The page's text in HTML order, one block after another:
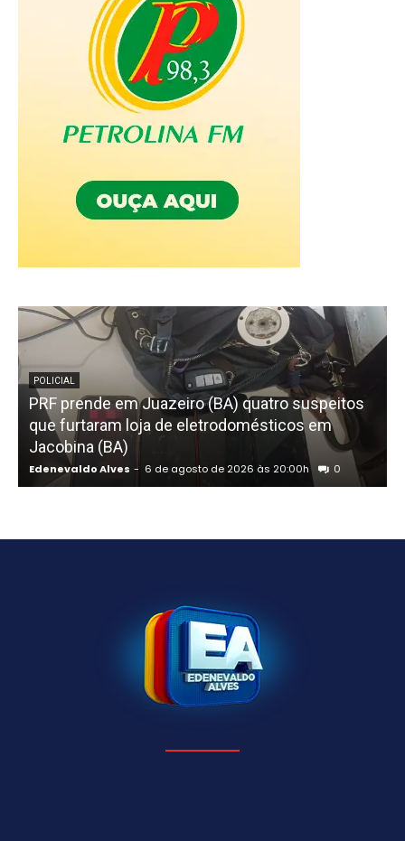
POLICIAL
PRF prende em Juazeiro (BA) quatro suspeitos
que furtaram loja de eletrodomésticos em
Jacobina (BA)
Edenevaldo Alves - 6 de agosto de 2026 às 20:00h 0